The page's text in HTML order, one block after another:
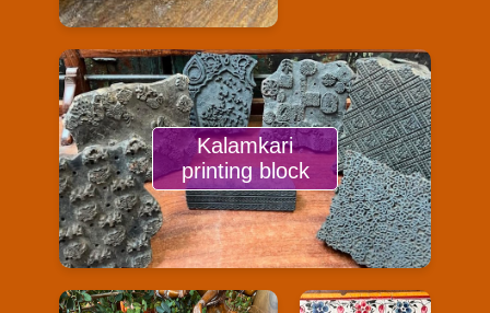
Kalamkari
printing block